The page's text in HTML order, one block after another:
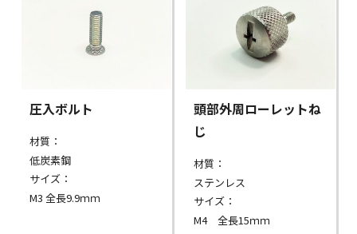
圧入ボルト
材質：
低炭素鋼
サイズ：
M3 全長9.9ｍｍ
頭部外周ローレットね
じ
材質：
ステンレス
サイズ：
M4 全長15ｍｍ